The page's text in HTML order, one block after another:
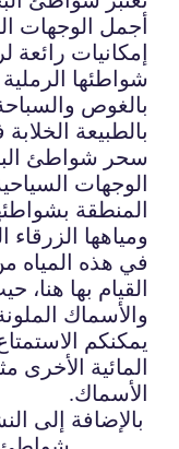
أجمل الوجهات
إمكانيات رائعة
شواطئها
بالغوص
بالطبيعة
سحر شواطئ
الوجهات
المنطقة
ومياهها
في هذه المياه
القيام بها
والأسماك
يمكنكم
المائية الأخرى
الأسماك.
بالإضافة إلى